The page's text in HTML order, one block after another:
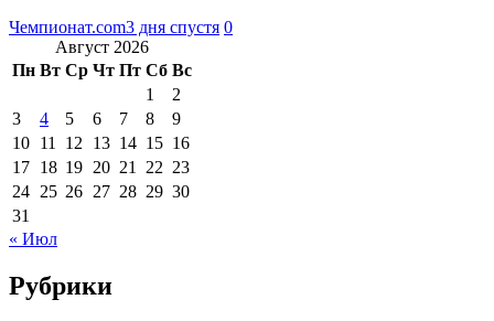
Чемпионат.com3 дня спустя 0
Август 2026
Пн Вт Ср Чт Пт Сб Вс
1
2
3
4 5 6 7 8
9
10 11 12 13 14 15 16
17 18 19 20 21 22 23
24 25 26 27 28 29 30
31
« Июл
Рубрики